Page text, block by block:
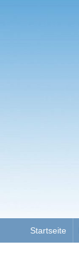
Startseite